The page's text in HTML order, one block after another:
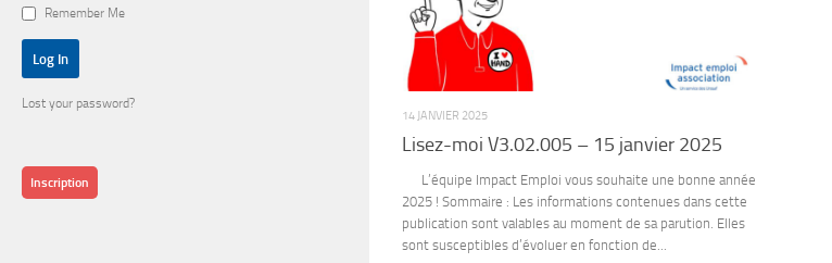
14 JANVIER 2025
Lisez-moi V3.02.005 – 15 janvier 2025
L’équipe Impact Emploi vous souhaite une bonne année
2025 ! Sommaire : Les informations contenues dans cette
publication sont valables au moment de sa parution. Elles
sont susceptibles d’évoluer en fonction de...
Remember Me
Lost your password?
Inscription